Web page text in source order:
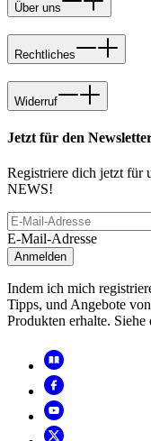
Über uns
Rechtliches
Widerruf
Jetzt für den
Registriere dich jetzt für
NEWS!
E-Mail-Adresse
Anmelden
Indem ich mich
Tipps, und Angebote
Produkten erhalte. Siehe